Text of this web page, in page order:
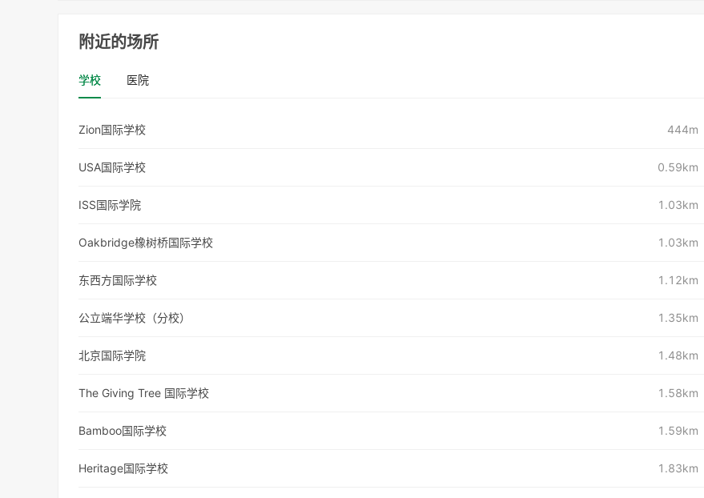
附近的场所
学校 医院
Zion国际学校 444m
USA国际学校 0.59km
ISS国际学院 1.03km
Oakbridge橡树桥国际学校 1.03km
东西方国际学校 1.12km
公立端华学校（分校） 1.35km
北京国际学院 1.48km
The Giving Tree 国际学校 1.58km
Bamboo国际学校 1.59km
Heritage国际学校 1.83km